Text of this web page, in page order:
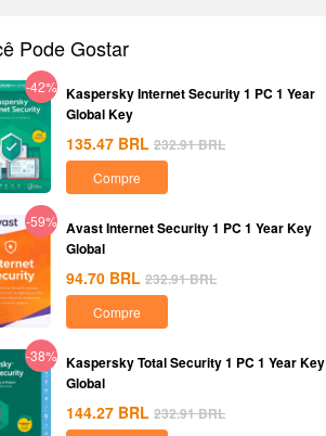
Pode Gostar
-42% Kaspersky Internet Security 1 PC 1 Year
Global Key
135.47 BRL 232.91BRL
Compre
-59% Avast Internet Security 1 PC 1 Year Key
Global
94.70 BRL 232.91BRL
Compre
-38% Kaspersky Total Security 1 PC 1 Year Key
Global
144.27 BRL 232.91BRL